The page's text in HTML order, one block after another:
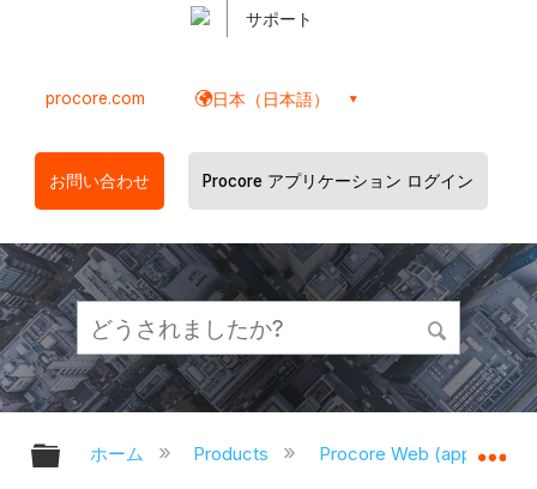
サポート
procore.com 日本（日本語）
お問い合わせ Procore アプリケーション ログイン
グローバル階層を展開/折りたたむ
ホーム Products Procore Web